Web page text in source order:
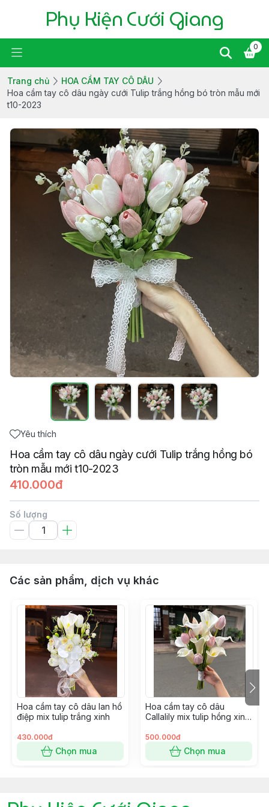
Phụ Kiện Cưới Giang
0
Trang chủ
HOA CẦM TAY CÔ DÂU
Hoa cầm tay cô dâu ngày cưới Tulip trắng hồng bó tròn mẫu mới
t10-2023
Yêu thích
Hoa cầm tay cô dâu ngày cưới Tulip trắng hồng bó
tròn mẫu mới t10-2023
410.000đ
Số lượng
Các sản phẩm, dịch vụ khác
Hoa cầm tay cô dâu lan hồ
điệp mix tulip trắng xinh
430.000đ
Chọn mua
Hoa cầm tay cô dâu
Callalily mix tulip hồng xinh
500.000đ
Chọn mua